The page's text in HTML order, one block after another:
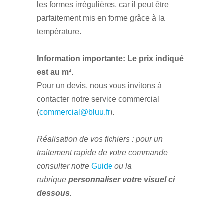
les formes irrégulières, car il peut être
parfaitement mis en forme grâce à la
température.
Information importante: Le prix indiqué
est au m².
Pour un devis, nous vous invitons à
contacter notre service commercial
(commercial@bluu.fr).
Réalisation de vos fichiers : pour un
traitement rapide de votre commande
consulter notre Guide ou la
rubrique personnaliser votre visuel ci
dessous.